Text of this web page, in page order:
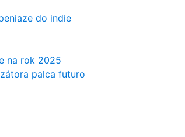
do indie
na rok 2025
palca futuro